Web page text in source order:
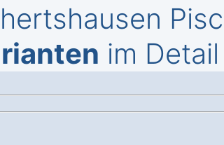
im Detail